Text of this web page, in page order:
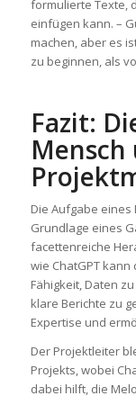
formulierte Texte,
einfügen kann. –
machen, aber es
zu beginnen, als
Fazit:
Mensch
Die Aufgabe
Grundlage eines
facettenreiche
wie ChatGPT
Fähigkeit, Daten
klare Berichte zu
Expertise und
Der Projektleiter
Projekts, wobei
dabei hilft, die